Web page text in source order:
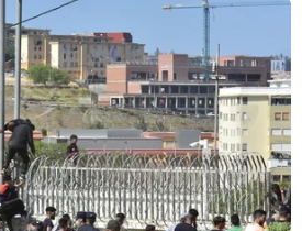
phòng COVID-19 cho
kiều bào]
ấn tượng với cách mà chính
Việt Nam đang phối hợp
bảo 'không ai bị bỏ lại phía
ơn người dân Việt Nam
tốt đẹp mà họ đã dành cho